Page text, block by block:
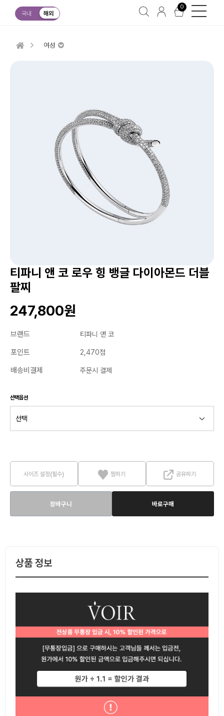
국내 해외
0
여성
티파니 앤 코 로우 힝 뱅글 다이아몬드 더블
팔찌
247,800원
브랜드 티파니 앤 코
포인트 2,470점
배송비결제 주문시 결제
선택옵션
사이즈 설정(필수) 찜하기 공유하기
장바구니 바로구매
상품 정보